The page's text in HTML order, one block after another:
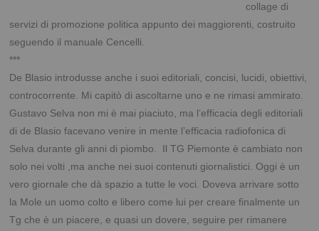
collage di
servizi di promozione politica appunto dei maggiorenti, costruito
seguendo il manuale Cencelli.
***
De Blasio introdusse anche i suoi editoriali, concisi, lucidi, obiettivi,
controcorrente. Mi capitò di ascoltarne uno e ne rimasi ammirato.
Gustavo Selva non mi è mai piaciuto, ma l’efficacia degli editoriali
di de Blasio facevano venire in mente l’efficacia radiofonica di
Selva durante gli anni di piombo.
Il TG Piemonte è cambiato non
solo nei volti ,ma anche nei suoi contenuti giornalistici. Oggi è un
vero giornale che dà spazio a tutte le voci. Doveva arrivare sotto
la Mole un uomo colto e libero come lui per creare finalmente un
Tg che è un piacere, e quasi un dovere, seguire per rimanere